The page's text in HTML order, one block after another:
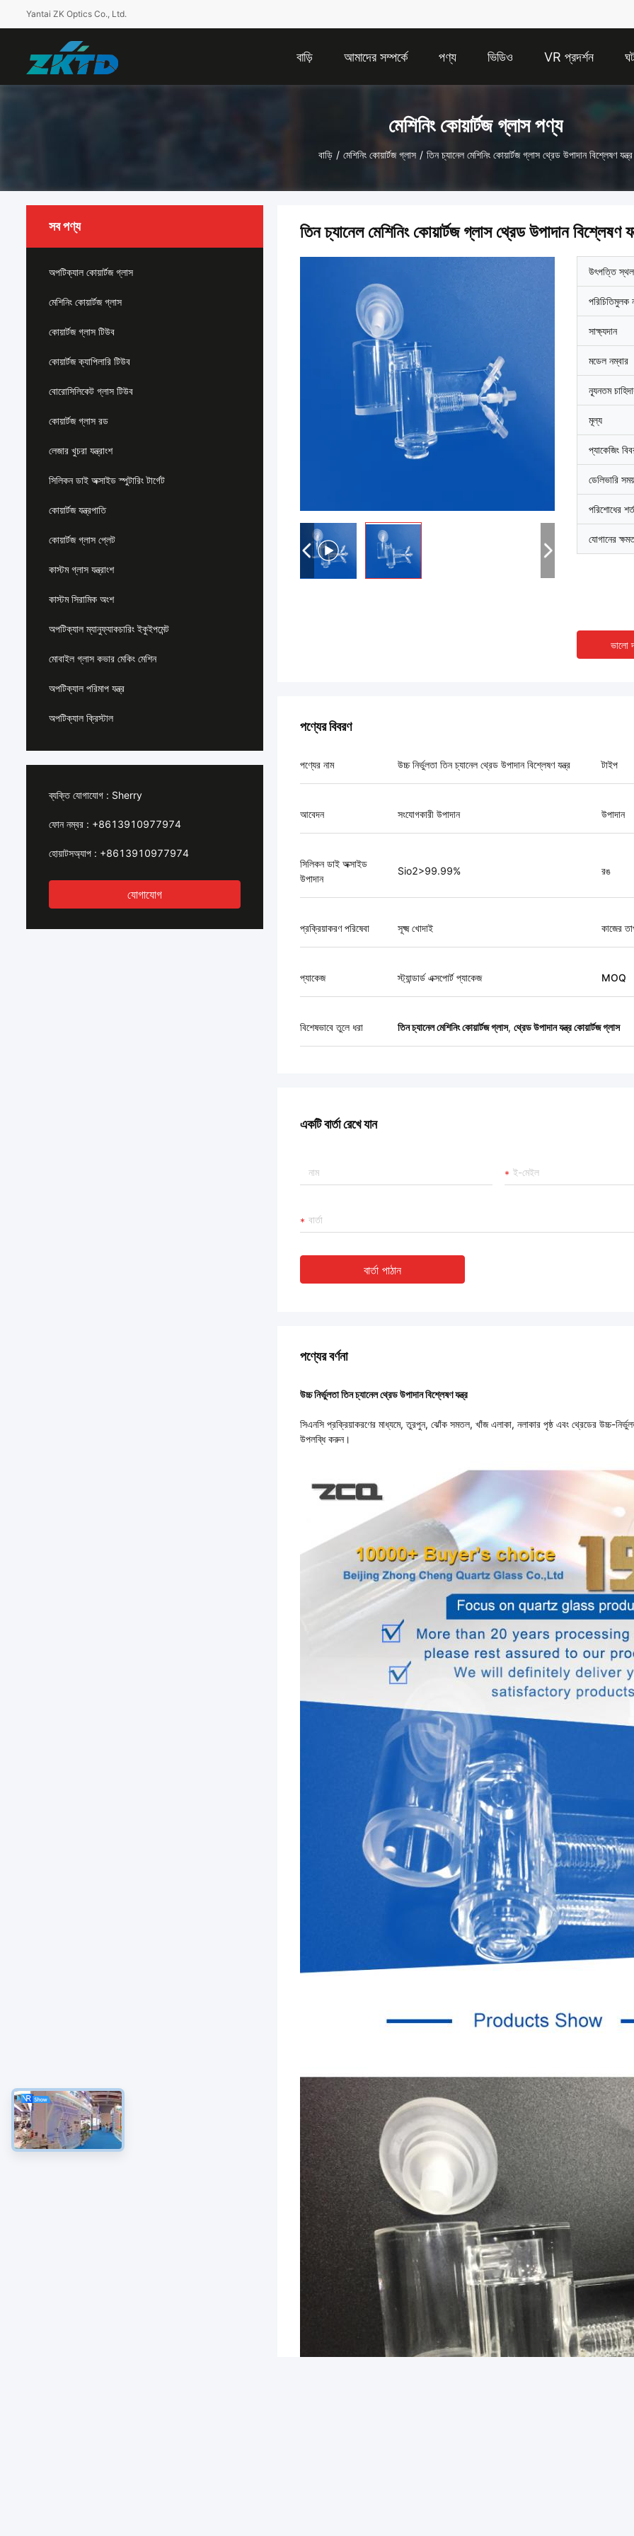
Yantai ZK Optics Co., Ltd.
বাড়ি আমাদের সম্পর্কে পণ্য ভিডিও VR প্রদর্শন
মেশিনিং কোয়ার্টজ গ্লাস পণ্য
বাড়ি / মেশিনিং কোয়ার্টজ গ্লাস / তিন চ্যানেল মেশিনিং কোয়ার্টজ গ্লাস থ্রেড উপাদান বিশ্লেষণ যন্ত্র
সব পণ্য
অপটিক্যাল কোয়ার্টজ গ্লাস
মেশিনিং কোয়ার্টজ গ্লাস
কোয়ার্টজ গ্লাস টিউব
কোয়ার্টজ ক্যাপিলারি টিউব
বোরোসিলিকেট গ্লাস টিউব
কোয়ার্টজ গ্লাস রড
লেজার খুচরা যন্ত্রাংশ
সিলিকন ডাই অক্সাইড স্পুটারিং টার্গেট
কোয়ার্টজ যন্ত্রপাতি
কোয়ার্টজ গ্লাস প্লেট
কাস্টম গ্লাস যন্ত্রাংশ
কাস্টম সিরামিক অংশ
অপটিক্যাল ম্যানুফ্যাকচারিং ইকুইপমেন্ট
মোবাইল গ্লাস কভার মেকিং মেশিন
অপটিক্যাল পরিমাপ যন্ত্র
অপটিক্যাল ক্রিস্টাল
ব্যক্তি যোগাযোগ : Sherry
ফোন নম্বর : +8613910977974
হোয়াটসঅ্যাপ : +8613910977974
যোগাযোগ
তিন চ্যানেল মেশিনিং কোয়ার্টজ গ্লাস থ্রেড উপাদান বিশ্লেষণ
উৎপত্তি স্থল
পরিচিতিমুলক
সাক্ষ্যদান
মডেল নম্বার
ন্যূনতম
মূল্য
প্যাকেজিং
ডেলিভারি সময়
পরিশোধের শর্ত
যোগানের
ভালো
পণ্যের বিবরণ
পণ্যের নাম উচ্চ নির্ভুলতা তিন চ্যানেল থ্রেড উপাদান বিশ্লেষণ যন্ত্র টাইপ
আবেদন সংযোগকারী উপাদান উপাদান
সিলিকন ডাই অক্সাইড
উপাদান
Sio2>99.99% রঙ
প্রক্রিয়াকরণ পরিষেবা সূক্ষ্ম খোদাই কাজের
প্যাকেজ স্ট্যান্ডার্ড এক্সপোর্ট প্যাকেজ MOQ
বিশেষভাবে তুলে ধরা তিন চ্যানেল মেশিনিং কোয়ার্টজ গ্লাস, থ্রেড উপাদান যন্ত্র কোয়ার্টজ গ্লাস
একটি বার্তা রেখে যান
বার্তা পাঠান
পণ্যের বর্ণনা
উচ্চ নির্ভুলতা তিন চ্যানেল থ্রেড উপাদান বিশ্লেষণ যন্ত্র
সিএনসি প্রক্রিয়াকরণের মাধ্যমে, তুরপুন, ঝোঁক সমতল, খাঁজ এলাকা, নলাকার পৃষ্ঠ এবং থ্রেডের উচ্চ-
উপলব্ধি করুন।